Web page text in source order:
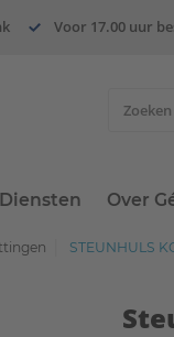
Voor 17.00 uur
Over
STEUNHULS